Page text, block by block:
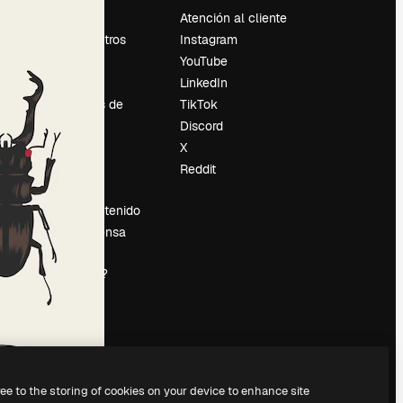
Sobre nosotros
Empleo
Tendencias de
búsqueda
Blog
Eventos
Slidesgo
Vender contenido
Sala de prensa
¿Buscas
magnific.ai?
Atención al cliente
Instagram
YouTube
LinkedIn
TikTok
Discord
X
Reddit
to the storing of cookies on your device to enhance site